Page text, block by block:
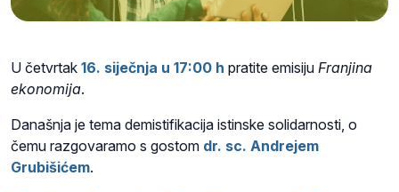
U četvrtak 16. siječnja u 17:00 h pratite emisiju Franjina
ekonomija.
Današnja je tema demistifikacija istinske solidarnosti, o
čemu razgovaramo s gostom dr. sc. Andrejem
Grubišićem.